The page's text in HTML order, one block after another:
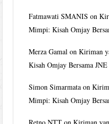
Fatmawati SMANIS on
Mimpi: Kisah Omjay
Merza Gamal onKiriman
Kisah Omjay Bersama JNE
Simon Simarmata on
Mimpi: Kisah Omjay